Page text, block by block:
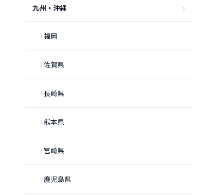
九州・沖縄
福岡
佐賀県
長崎県
熊本県
宮崎県
鹿児島県